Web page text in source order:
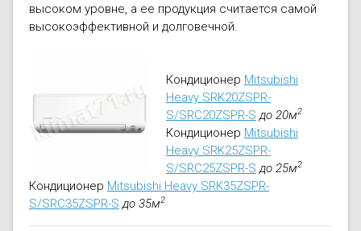
высоком уровне, а ее продукция считается самой
высокоэффективной и долговечной.
Кондиционер Mitsubishi
Heavy SRK20ZSPR-
S/SRC20ZSPR-S до 20м2
Кондиционер Mitsubishi
Heavy SRK25ZSPR-
S/SRC25ZSPR-S до 25м2
Кондиционер Mitsubishi Heavy SRK35ZSPR-
S/SRC35ZSPR-S до 35м2